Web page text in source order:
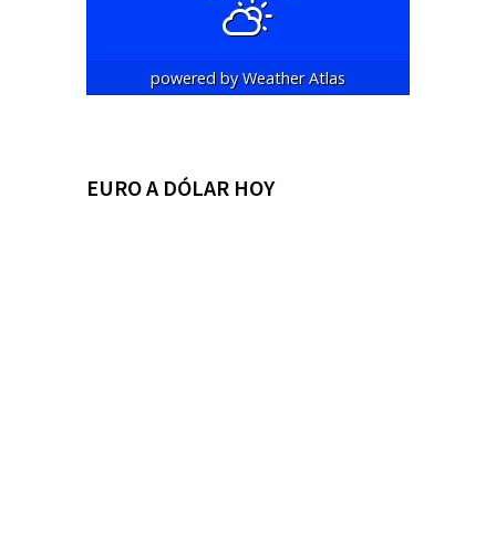
powered byWeather Atlas
EURO A DÓLAR HOY